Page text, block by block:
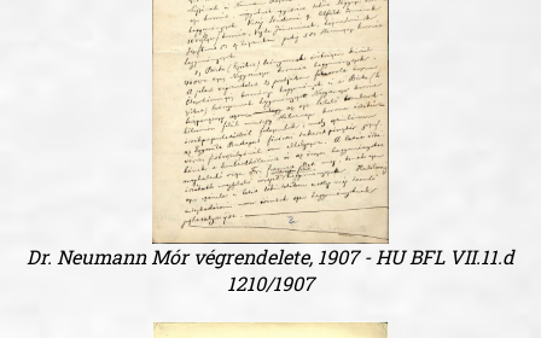
Dr. Neumann Mór végrendelete, 1907 - HU BFL VII.11.d
1210/1907